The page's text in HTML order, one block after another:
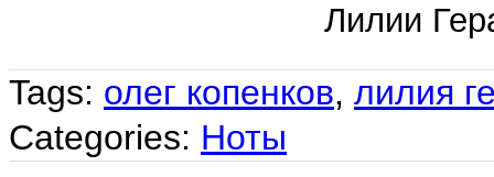
Лилии
Tags: олег копенков, лилия
Categories: Ноты